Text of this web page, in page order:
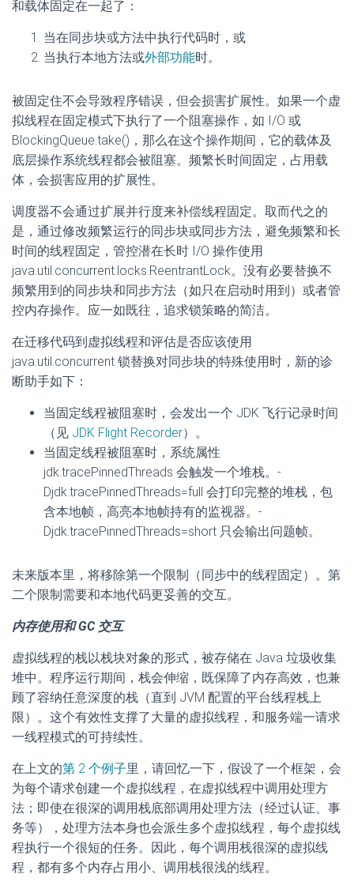
和载体固定在一起了：
当在同步块或方法中执行代码时，或
当执行本地方法或外部功能时。
被固定住不会导致程序错误，但会损害扩展性。如果一个虚
拟线程在固定模式下执行了一个阻塞操作，如 I/O 或
BlockingQueue.take()，那么在这个操作期间，它的载体及
底层操作系统线程都会被阻塞。频繁长时间固定，占用载
体，会损害应用的扩展性。
调度器不会通过扩展并行度来补偿线程固定。取而代之的
是，通过修改频繁运行的同步块或同步方法，避免频繁和长
时间的线程固定，管控潜在长时 I/O 操作使用
java.util.concurrent.locks.ReentrantLock。没有必要替换不
频繁用到的同步块和同步方法（如只在启动时用到）或者管
控内存操作。应一如既往，追求锁策略的简洁。
在迁移代码到虚拟线程和评估是否应该使用
java.util.concurrent 锁替换对同步块的特殊使用时，新的诊
断助手如下：
当固定线程被阻塞时，会发出一个 JDK 飞行记录时间
（见 JDK Flight Recorder）。
当固定线程被阻塞时，系统属性
jdk.tracePinnedThreads 会触发一个堆栈。-
Djdk.tracePinnedThreads=full 会打印完整的堆栈，包
含本地帧，高亮本地帧持有的监视器。-
Djdk.tracePinnedThreads=short 只会输出问题帧。
未来版本里，将移除第一个限制（同步中的线程固定）。第
二个限制需要和本地代码更妥善的交互。
内存使用和 GC 交互
虚拟线程的栈以栈块对象的形式，被存储在 Java 垃圾收集
堆中。程序运行期间，栈会伸缩，既保障了内存高效，也兼
顾了容纳任意深度的栈（直到 JVM 配置的平台线程栈上
限）。这个有效性支撑了大量的虚拟线程，和服务端一请求
一线程模式的可持续性。
在上文的第 2 个例子里，请回忆一下，假设了一个框架，会
为每个请求创建一个虚拟线程，在虚拟线程中调用处理方
法；即使在很深的调用栈底部调用处理方法（经过认证、事
务等），处理方法本身也会派生多个虚拟线程，每个虚拟线
程执行一个很短的任务。因此，每个调用栈很深的虚拟线
程，都有多个内存占用小、调用栈很浅的线程。